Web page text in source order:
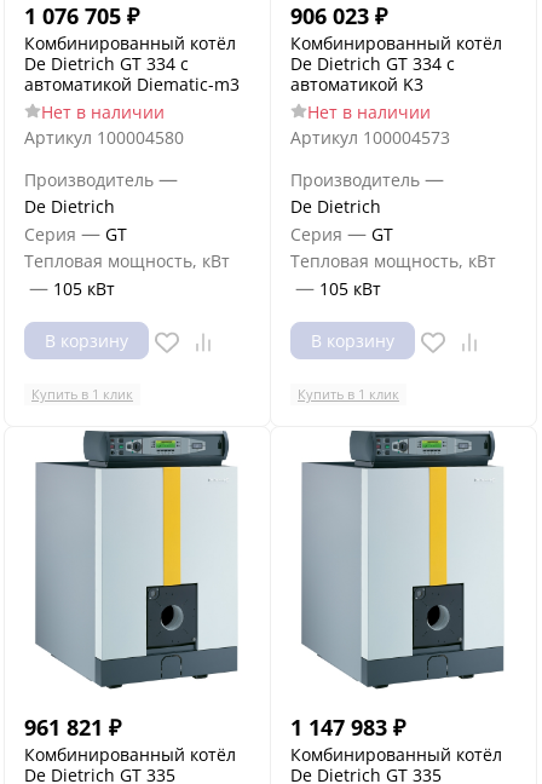
1 076 705 ₽
Комбинированный котёл
De Dietrich GT 334 с
автоматикой Diematic-m3
Нет в наличии
Артикул 100004580
Производитель —
De Dietrich
Серия — GT
Тепловая мощность, кВт
— 105 кВт
В корзину
Купить в 1 клик
906 023 ₽
Комбинированный котёл
De Dietrich GT 334 с
автоматикой K3
Нет в наличии
Артикул 100004573
Производитель —
De Dietrich
Серия — GT
Тепловая мощность, кВт
— 105 кВт
В корзину
Купить в 1 клик
961 821 ₽
Комбинированный котёл
De Dietrich GT 335
1 147 983 ₽
Комбинированный котёл
De Dietrich GT 335